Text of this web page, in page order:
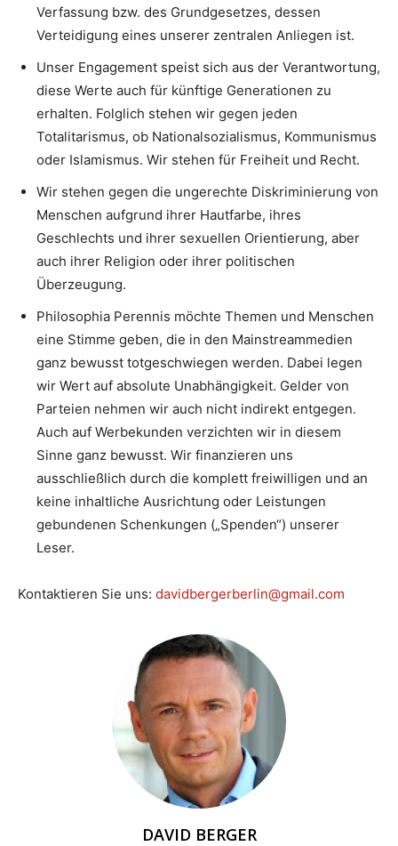
Verfassung bzw. des Grundgesetzes, dessen
Verteidigung eines unserer zentralen Anliegen ist.
Unser Engagement speist sich aus der Verantwortung,
diese Werte auch für künftige Generationen zu
erhalten. Folglich stehen wir gegen jeden
Totalitarismus, ob Nationalsozialismus, Kommunismus
oder Islamismus. Wir stehen für Freiheit und Recht.
Wir stehen gegen die ungerechte Diskriminierung von
Menschen aufgrund ihrer Hautfarbe, ihres
Geschlechts und ihrer sexuellen Orientierung, aber
auch ihrer Religion oder ihrer politischen
Überzeugung.
Philosophia Perennis möchte Themen und Menschen
eine Stimme geben, die in den Mainstreammedien
ganz bewusst totgeschwiegen werden. Dabei legen
wir Wert auf absolute Unabhängigkeit. Gelder von
Parteien nehmen wir auch nicht indirekt entgegen.
Auch auf Werbekunden verzichten wir in diesem
Sinne ganz bewusst. Wir finanzieren uns
ausschließlich durch die komplett freiwilligen und an
keine inhaltliche Ausrichtung oder Leistungen
gebundenen Schenkungen („Spenden“) unserer
Leser.
Kontaktieren Sie uns: davidbergerberlin@gmail.com
DAVID BERGER